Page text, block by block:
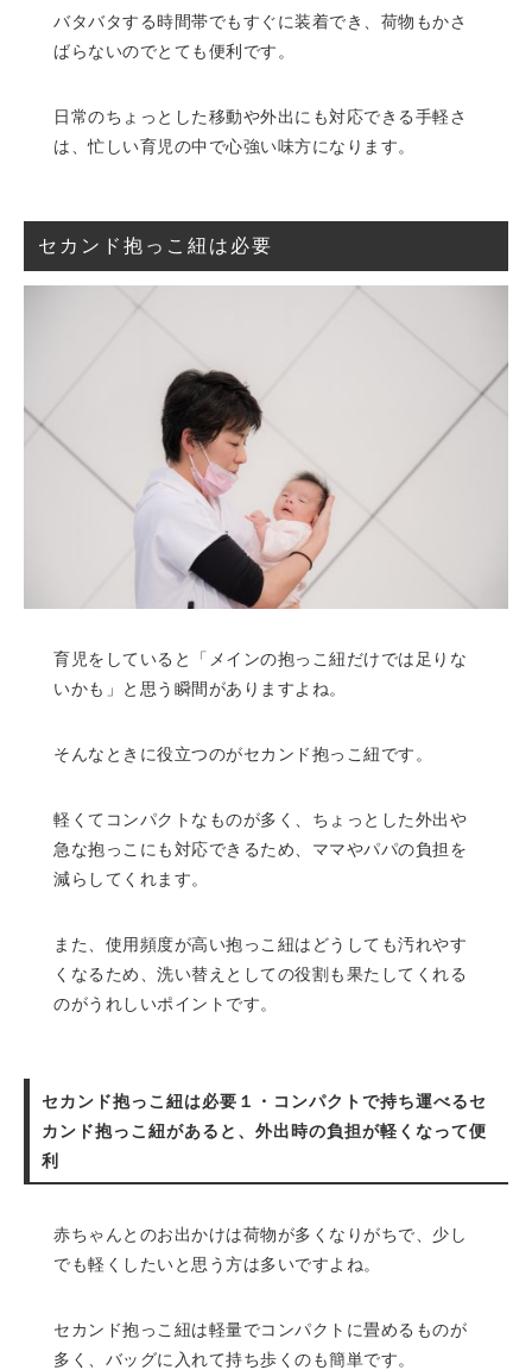
バタバタする時間帯でもすぐに装着でき、荷物もかさ
ばらないのでとても便利です。
日常のちょっとした移動や外出にも対応できる手軽さ
は、忙しい育児の中で心強い味方になります。
セカンド抱っこ紐は必要
育児をしていると「メインの抱っこ紐だけでは足りな
いかも」と思う瞬間がありますよね。
そんなときに役立つのがセカンド抱っこ紐です。
軽くてコンパクトなものが多く、ちょっとした外出や
急な抱っこにも対応できるため、ママやパパの負担を
減らしてくれます。
また、使用頻度が高い抱っこ紐はどうしても汚れやす
くなるため、洗い替えとしての役割も果たしてくれる
のがうれしいポイントです。
セカンド抱っこ紐は必要１・コンパクトで持ち運べるセ
カンド抱っこ紐があると、外出時の負担が軽くなって便
利
赤ちゃんとのお出かけは荷物が多くなりがちで、少し
でも軽くしたいと思う方は多いですよね。
セカンド抱っこ紐は軽量でコンパクトに畳めるものが
多く、バッグに入れて持ち歩くのも簡単です。